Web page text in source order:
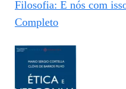
Filosofia: E nós com
Completo